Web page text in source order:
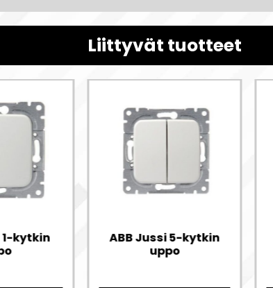
Liittyvät tuotteet
1-kytkin
ABB Jussi 5-kytkin
uppo